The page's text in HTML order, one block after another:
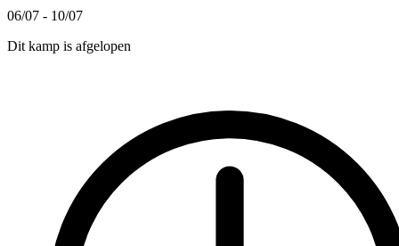
06/07 - 10/07
Dit kamp is afgelopen